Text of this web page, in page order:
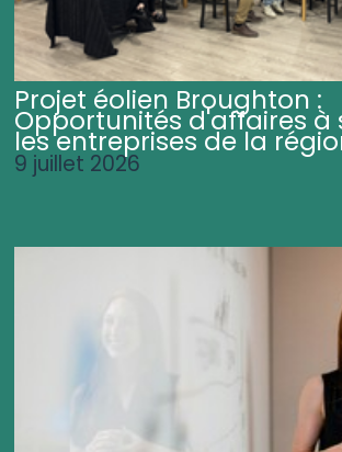
Projet éolien Broughton :
Opportunités d'affaires à
les entreprises de la
9 juillet 2026